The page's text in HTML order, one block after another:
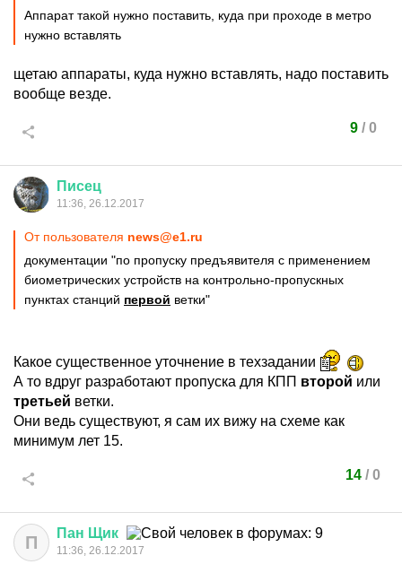
Аппарат такой нужно поставить, куда при проходе в метро
нужно вставлять
щетаю аппараты, куда нужно вставлять, надо поставить
вообще везде.
9/ 0
Писец
11:36, 26.12.2017
От пользователя news@e1.ru
документации "по пропуску предъявителя с применением
биометрических устройств на контрольно-пропускных
пунктах станций первой ветки"
Какое существенное уточнение в техзадании
А то вдруг разработают пропуска для КПП второй или
третьей ветки.
Они ведь существуют, я сам их вижу на схеме как
минимум лет 15.
14 / 0
П Пан Щик
11:36, 26.12.2017